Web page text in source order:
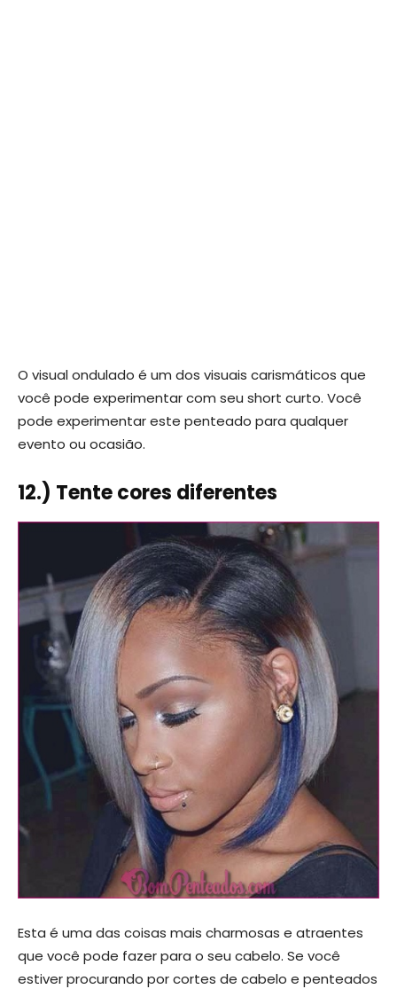
O visual ondulado é um dos visuais carismáticos que
você pode experimentar com seu short curto. Você
pode experimentar este penteado para qualquer
evento ou ocasião.
12.) Tente cores diferentes
Esta é uma das coisas mais charmosas e atraentes
que você pode fazer para o seu cabelo. Se você
estiver procurando por cortes de cabelo e penteados